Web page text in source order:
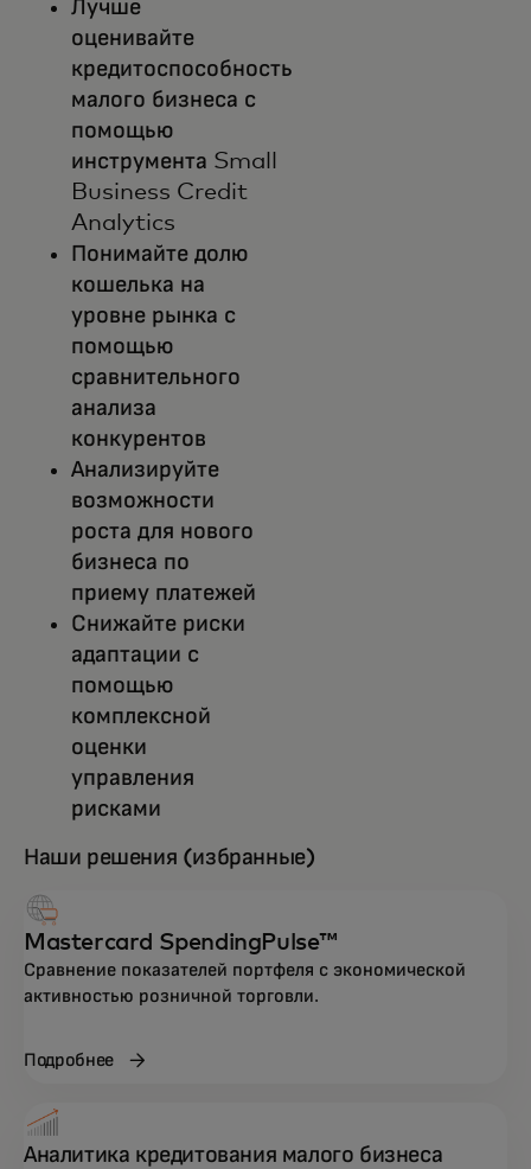
Лучше
оценивайте
кредитоспособность
малого бизнеса с
помощью
инструмента Small
Business Credit
Analytics
Понимайте долю
кошелька на
уровне рынка с
помощью
сравнительного
анализа
конкурентов
Анализируйте
возможности
роста для нового
бизнеса по
приему платежей
Снижайте риски
адаптации с
помощью
комплексной
оценки
управления
рисками
Наши решения (избранные)
Mastercard SpendingPulse™
Сравнение показателей портфеля с экономической
активностью розничной торговли.
Подробнее
Аналитика кредитования малого бизнеса